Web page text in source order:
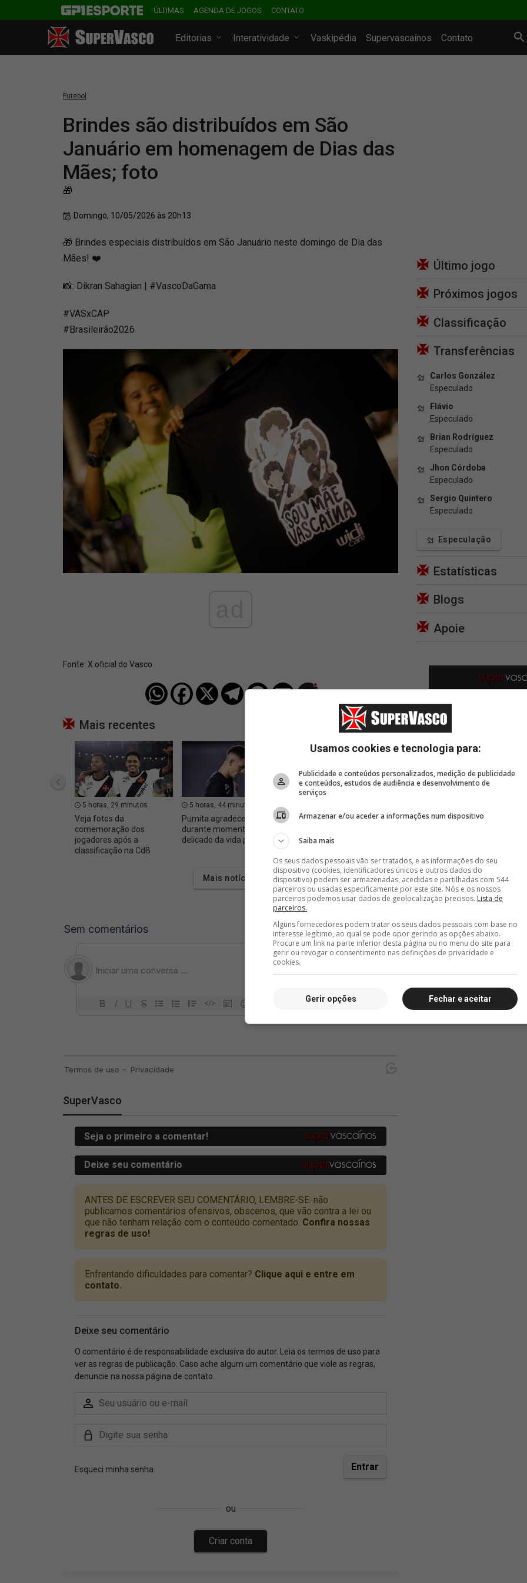
ÚLTIMAS AGENDA DE JOGOS CONTATO
Editorias Interatividade Vaskipédia Supervascaínos Contato
Futebol
Brindes são distribuídos em São
Januário em homenagem de Dias das
Mães; foto
🎁
Domingo, 10/05/2026 às 20h13
🎁 Brindes especiais distribuídos em São Januário neste domingo de Dia das
Mães! ❤️
📸: Dikran Sahagian | #VascoDaGama
#VASxCAP
#Brasileirão2026
Fonte: X oficial do Vasco
Mais recentes
5 horas, 29 minutos
Veja fotos da
comemoração dos
jogadores após a
classificação na CdB
5 horas, 44 minutos
Pumita agradece apoio
durante momento
delicado da vida pessoal
Pedro Emanuel fala
mérito dos jogadores'
Brenner falou após vitória;
Mais notícias
SuperVasco
Último jogo
Próximos jogos
Classificação
Transferências
Carlos González
Especulado
Flávio
Especulado
Brian Rodríguez
Especulado
Jhon Córdoba
Especulado
Sergio Quintero
Especulado
Especulação
Estatísticas
Blogs
Apoie
Usamos cookies e tecnologia para:
Publicidade e conteúdos personalizados, medição de publicidade
e conteúdos, estudos de audiência e desenvolvimento de
serviços
Armazenar e/ou aceder a informações num dispositivo
Saiba mais
Os seus dados pessoais vão ser tratados, e as informações do seu
dispositivo (cookies, identificadores únicos e outros dados do
dispositivo) podem ser armazenadas, acedidas e partilhadas com 544
parceiros ou usadas especificamente por este site. Nós e os nossos
parceiros podemos usar dados de geolocalização precisos. Lista de
parceiros.
Alguns fornecedores podem tratar os seus dados pessoais com base no
interesse legítimo, ao qual se pode opor gerindo as opções abaixo.
Procure um link na parte inferior desta página ou no menu do site para
gerir ou revogar o consentimento nas definições de privacidade e
cookies.
Fechar e aceitar
Gerir opções